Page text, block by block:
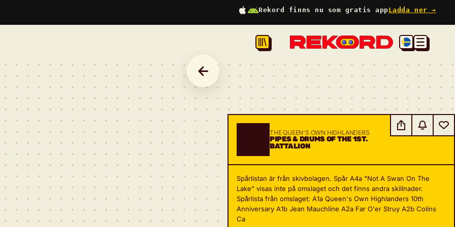
Rekord finns nu som gratis appLadda ner →